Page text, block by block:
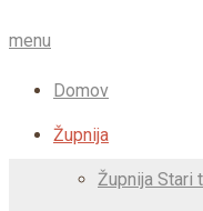
menu
Domov
Župnija
Župnija Stari